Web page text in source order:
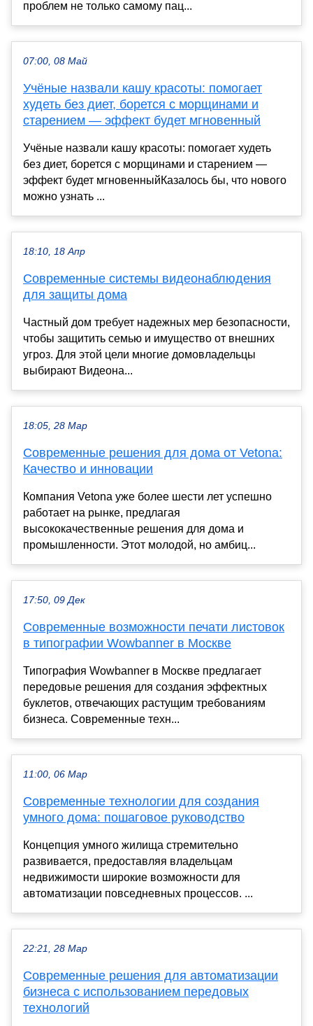
проблем не только самому пац...
07:00, 08 Май
Учёные назвали кашу красоты: помогает
худеть без диет, борется с морщинами и
старением — эффект будет мгновенный
Учёные назвали кашу красоты: помогает худеть
без диет, борется с морщинами и старением —
эффект будет мгновенныйКазалось бы, что нового
можно узнать ...
18:10, 18 Апр
Современные системы видеонаблюдения
для защиты дома
Частный дом требует надежных мер безопасности,
чтобы защитить семью и имущество от внешних
угроз. Для этой цели многие домовладельцы
выбирают Видеона...
18:05, 28 Мар
Современные решения для дома от Vetona:
Качество и инновации
Компания Vetona уже более шести лет успешно
работает на рынке, предлагая
высококачественные решения для дома и
промышленности. Этот молодой, но амбиц...
17:50, 09 Дек
Современные возможности печати листовок
в типографии Wowbanner в Москве
Типография Wowbanner в Москве предлагает
передовые решения для создания эффектных
буклетов, отвечающих растущим требованиям
бизнеса. Современные техн...
11:00, 06 Мар
Современные технологии для создания
умного дома: пошаговое руководство
Концепция умного жилища стремительно
развивается, предоставляя владельцам
недвижимости широкие возможности для
автоматизации повседневных процессов. ...
22:21, 28 Мар
Современные решения для автоматизации
бизнеса с использованием передовых
технологий